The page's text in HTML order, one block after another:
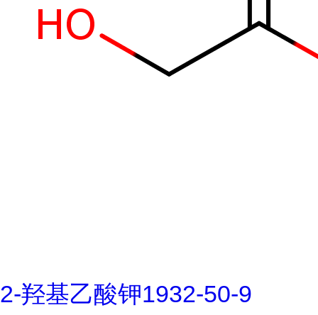
2-羟基乙酸钾1932-50-9